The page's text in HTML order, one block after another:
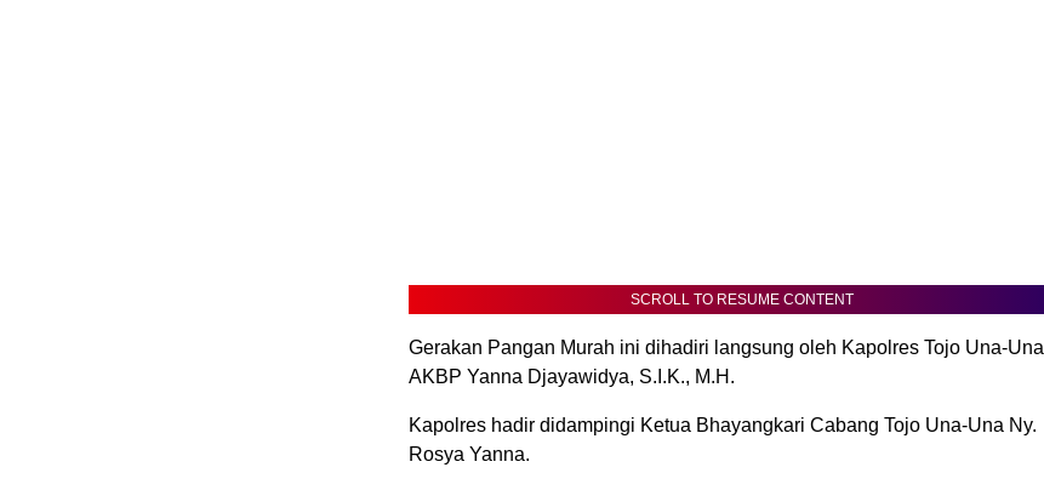
SCROLL TO RESUME CONTENT
Gerakan Pangan Murah ini dihadiri langsung oleh Kapolres Tojo Una-Una
AKBP Yanna Djayawidya, S.I.K., M.H.
Kapolres hadir didampingi Ketua Bhayangkari Cabang Tojo Una-Una Ny.
Rosya Yanna.